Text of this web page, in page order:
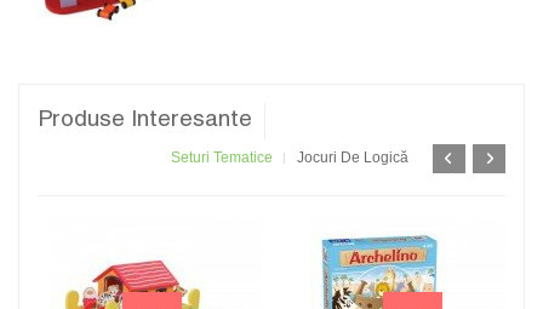
Produse Interesante
Seturi Tematice Jocuri De Logică